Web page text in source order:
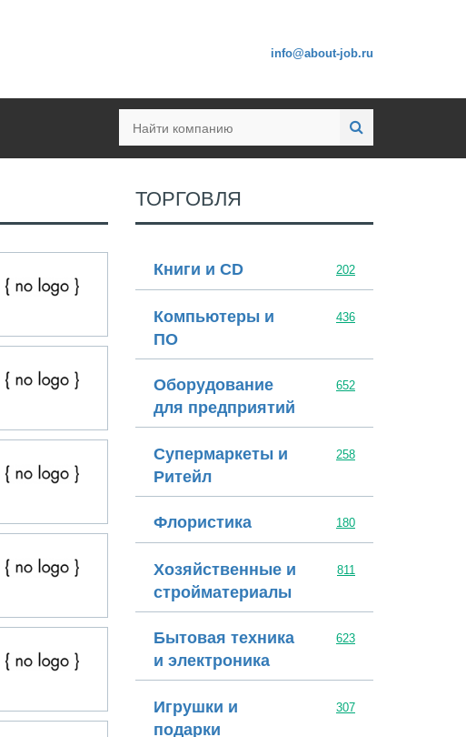
info@about-job.ru
НАК МАШИНЕРИ
ООО 4 Цилиндра
ООО ТрансАвтоСервис
Мухтаров Н.Р
ТОРГОВЛЯ
Книги и CD 202
Компьютеры и
ПО
436
Оборудование
для предприятий
652
Супермаркеты и
Ритейл
258
Флористика 180
Хозяйственные и
стройматериалы
811
Бытовая техника
и электроника
623
Игрушки и
подарки
307